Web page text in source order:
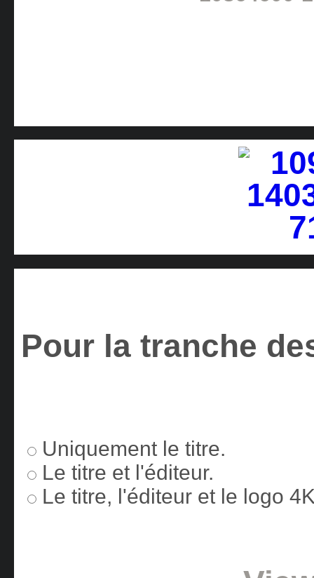
Pour la tranche
Uniquement le titre.
Le titre et l'éditeur.
Le titre, l'éditeur et le logo